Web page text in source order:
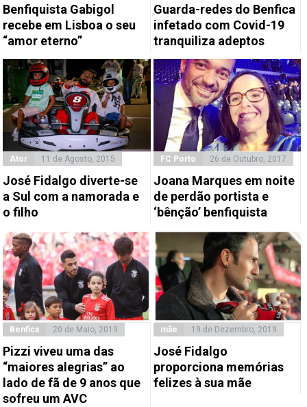
Benfiquista Gabigol
recebe em Lisboa o seu
“amor eterno”
Guarda-redes do Benfica
infetado com Covid-19
tranquiliza adeptos
Ator 11 de Agosto, 2015
José Fidalgo diverte-se
a Sul com a namorada e
o filho
FC Porto 26 de Outubro, 2017
Joana Marques em noite
de perdão portista e
‘bênção’ benfiquista
Benfica 20 de Maio, 2019
Pizzi viveu uma das
“maiores alegrias” ao
lado de fã de 9 anos que
sofreu um AVC
mãe 19 de Dezembro, 2019
José Fidalgo
proporciona memórias
felizes à sua mãe